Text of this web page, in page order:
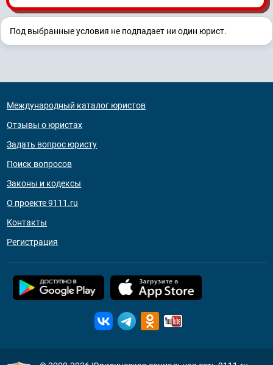
Под выбранные условия не подпадает ни один юрист.
Международный каталог юристов
Отзывы о юристах
Задать вопрос юристу
Поиск вопросов
Законы и кодексы
О проекте 9111.ru
Контакты
Регистрация